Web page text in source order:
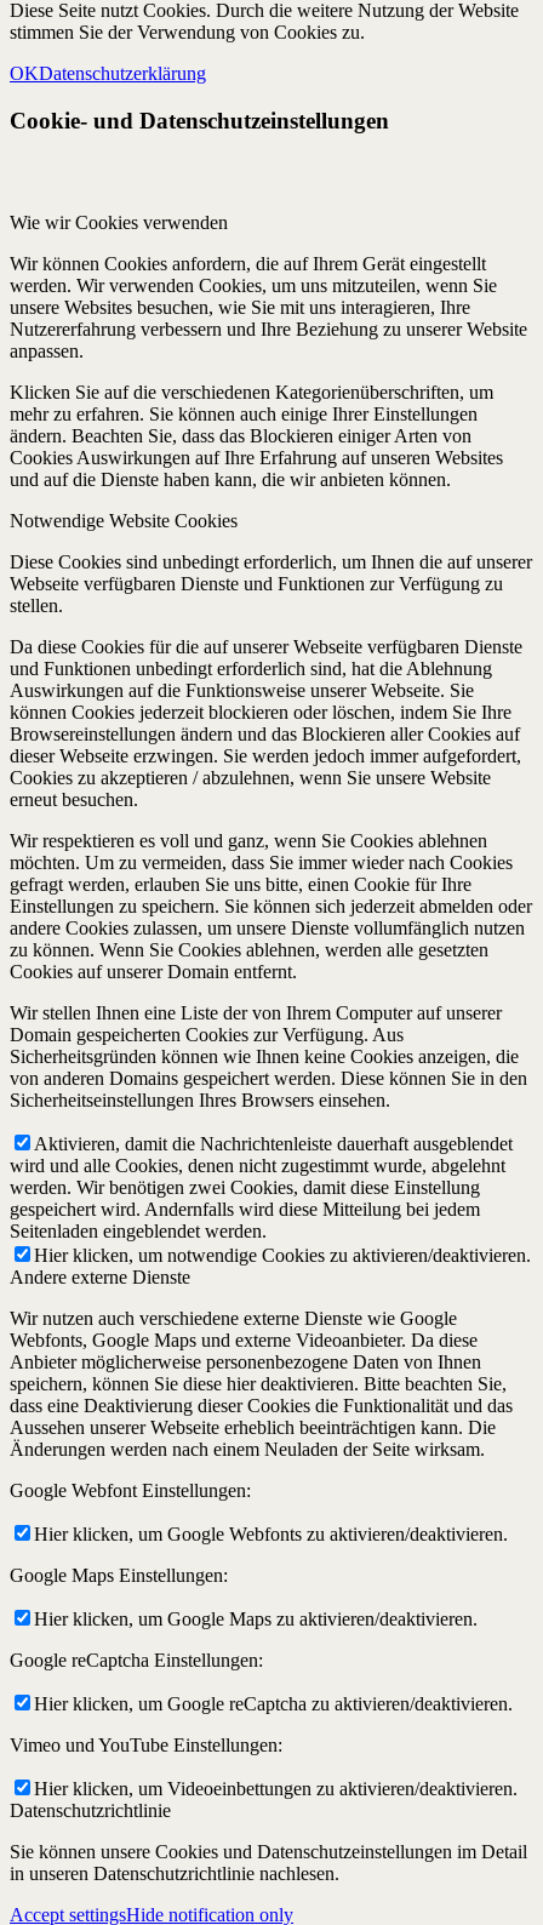
Diese Seite nutzt Cookies. Durch die weitere Nutzung der Website
stimmen Sie der Verwendung von Cookies zu.
OKDatenschutzerklärung
Cookie- und Datenschutzeinstellungen
Wie wir Cookies verwenden
Wir können Cookies anfordern, die auf Ihrem Gerät eingestellt
werden. Wir verwenden Cookies, um uns mitzuteilen, wenn Sie
unsere Websites besuchen, wie Sie mit uns interagieren, Ihre
Nutzererfahrung verbessern und Ihre Beziehung zu unserer Website
anpassen.
Klicken Sie auf die verschiedenen Kategorienüberschriften, um
mehr zu erfahren. Sie können auch einige Ihrer Einstellungen
ändern. Beachten Sie, dass das Blockieren einiger Arten von
Cookies Auswirkungen auf Ihre Erfahrung auf unseren Websites
und auf die Dienste haben kann, die wir anbieten können.
Notwendige Website Cookies
Diese Cookies sind unbedingt erforderlich, um Ihnen die auf unserer
Webseite verfügbaren Dienste und Funktionen zur Verfügung zu
stellen.
Da diese Cookies für die auf unserer Webseite verfügbaren Dienste
und Funktionen unbedingt erforderlich sind, hat die Ablehnung
Auswirkungen auf die Funktionsweise unserer Webseite. Sie
können Cookies jederzeit blockieren oder löschen, indem Sie Ihre
Browsereinstellungen ändern und das Blockieren aller Cookies auf
dieser Webseite erzwingen. Sie werden jedoch immer aufgefordert,
Cookies zu akzeptieren / abzulehnen, wenn Sie unsere Website
erneut besuchen.
Wir respektieren es voll und ganz, wenn Sie Cookies ablehnen
möchten. Um zu vermeiden, dass Sie immer wieder nach Cookies
gefragt werden, erlauben Sie uns bitte, einen Cookie für Ihre
Einstellungen zu speichern. Sie können sich jederzeit abmelden oder
andere Cookies zulassen, um unsere Dienste vollumfänglich nutzen
zu können. Wenn Sie Cookies ablehnen, werden alle gesetzten
Cookies auf unserer Domain entfernt.
Wir stellen Ihnen eine Liste der von Ihrem Computer auf unserer
Domain gespeicherten Cookies zur Verfügung. Aus
Sicherheitsgründen können wie Ihnen keine Cookies anzeigen, die
von anderen Domains gespeichert werden. Diese können Sie in den
Sicherheitseinstellungen Ihres Browsers einsehen.
Aktivieren, damit die Nachrichtenleiste dauerhaft ausgeblendet
wird und alle Cookies, denen nicht zugestimmt wurde, abgelehnt
werden. Wir benötigen zwei Cookies, damit diese Einstellung
gespeichert wird. Andernfalls wird diese Mitteilung bei jedem
Seitenladen eingeblendet werden.
Hier klicken, um notwendige Cookies zu aktivieren/deaktivieren.
Andere externe Dienste
Wir nutzen auch verschiedene externe Dienste wie Google
Webfonts, Google Maps und externe Videoanbieter. Da diese
Anbieter möglicherweise personenbezogene Daten von Ihnen
speichern, können Sie diese hier deaktivieren. Bitte beachten Sie,
dass eine Deaktivierung dieser Cookies die Funktionalität und das
Aussehen unserer Webseite erheblich beeinträchtigen kann. Die
Änderungen werden nach einem Neuladen der Seite wirksam.
Google Webfont Einstellungen:
Hier klicken, um Google Webfonts zu aktivieren/deaktivieren.
Google Maps Einstellungen:
Hier klicken, um Google Maps zu aktivieren/deaktivieren.
Google reCaptcha Einstellungen:
Hier klicken, um Google reCaptcha zu aktivieren/deaktivieren.
Vimeo und YouTube Einstellungen:
Hier klicken, um Videoeinbettungen zu aktivieren/deaktivieren.
Datenschutzrichtlinie
Sie können unsere Cookies und Datenschutzeinstellungen im Detail
in unseren Datenschutzrichtlinie nachlesen.
Accept settingsHide notification only